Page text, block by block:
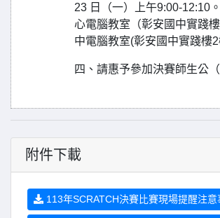
23 日（一）上午9:00-12:10
心電腦教室（彰安國中實踐
中電腦教室(彰安國中實踐樓2
四、請惠予參加決賽師生公
附件下載
113年SCRATCH決賽比賽現場提醒注